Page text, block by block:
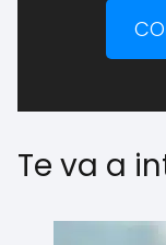
Te va a